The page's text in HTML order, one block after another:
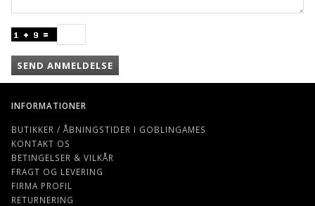
SEND ANMELDELSE
INFORMATIONER
BUTIKKER / ÅBNINGSTIDER I GOBLINGAMES
KONTAKT OS
BETINGELSER & VILKÅR
FRAGT OG LEVERING
FIRMA PROFIL
RETURNERING